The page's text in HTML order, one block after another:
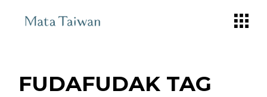
FUDAFUDAK TAG